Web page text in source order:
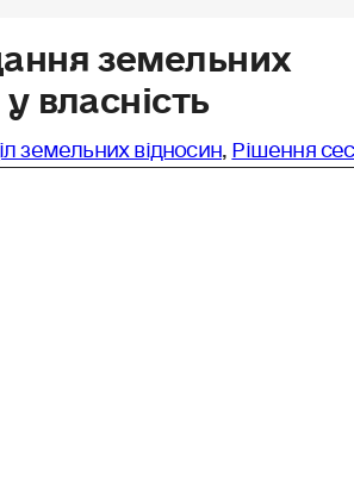
земельних
власність
земельних відносин Рішення